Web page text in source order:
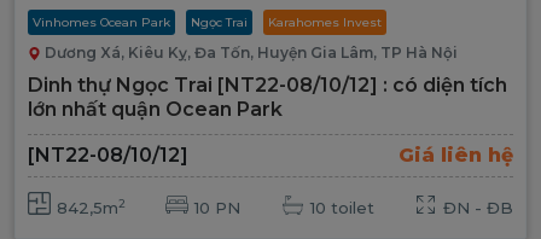
Vinhomes Ocean Park Ngọc Trai Karahomes Invest
Dương Xá, Kiêu Kỵ, Đa Tốn, Huyện Gia Lâm, TP Hà Nội
Dinh thự Ngọc Trai [NT22-08/10/12] : có diện tích
lớn nhất quận Ocean Park
[NT22-08/10/12]
Giá liên hệ
842,5m2 10 PN 10 toilet ĐN - ĐB